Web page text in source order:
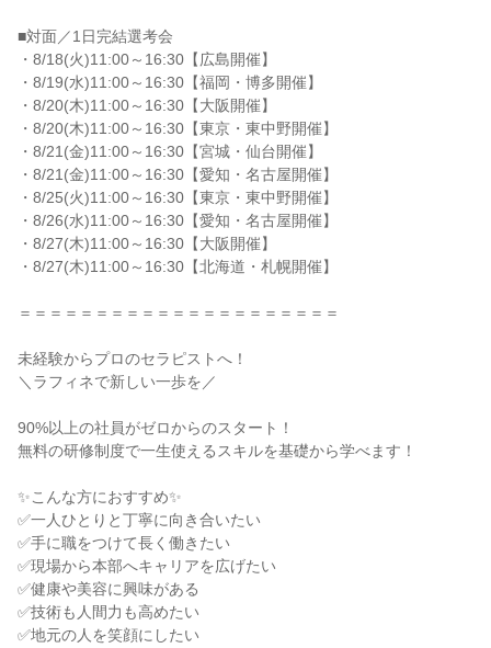
■対面／1日完結選考会
・8/18(火)11:00～16:30【広島開催】
・8/19(水)11:00～16:30【福岡・博多開催】
・8/20(木)11:00～16:30【大阪開催】
・8/20(木)11:00～16:30【東京・東中野開催】
・8/21(金)11:00～16:30【宮城・仙台開催】
・8/21(金)11:00～16:30【愛知・名古屋開催】
・8/25(火)11:00～16:30【東京・東中野開催】
・8/26(水)11:00～16:30【愛知・名古屋開催】
・8/27(木)11:00～16:30【大阪開催】
・8/27(木)11:00～16:30【北海道・札幌開催】
＝＝＝＝＝＝＝＝＝＝＝＝＝＝＝＝＝＝＝＝＝
未経験からプロのセラピストへ！
＼ラフィネで新しい一歩を／
90%以上の社員がゼロからのスタート！
無料の研修制度で一生使えるスキルを基礎から学べます！
✨こんな方におすすめ✨
✅一人ひとりと丁寧に向き合いたい
✅手に職をつけて長く働きたい
✅現場から本部へキャリアを広げたい
✅健康や美容に興味がある
✅技術も人間力も高めたい
✅地元の人を笑顔にしたい